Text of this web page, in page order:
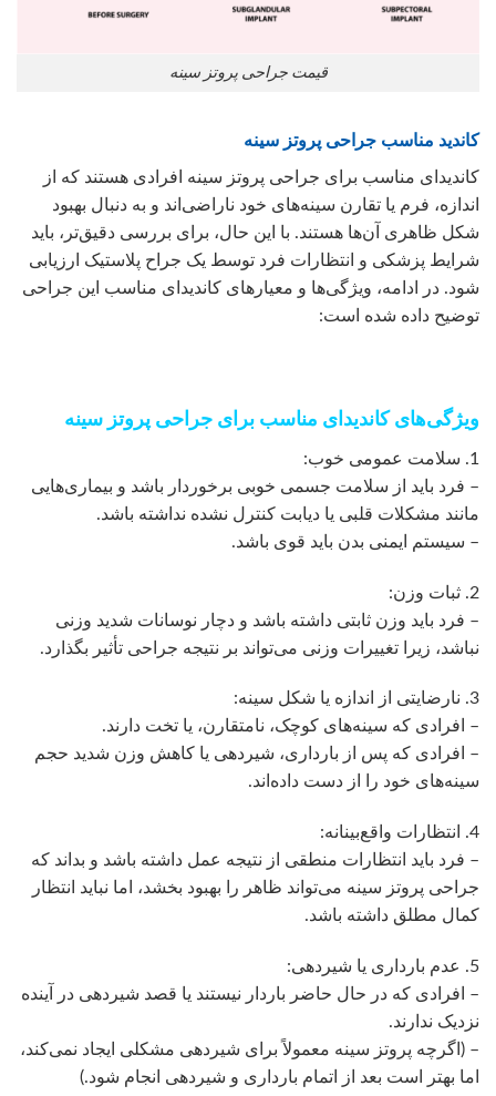
قیمت جراحی پروتز سینه
کاندید مناسب جراحی پروتز سینه
کاندیدای مناسب برای جراحی پروتز سینه افرادی هستند که از
اندازه، فرم یا تقارن سینه‌های خود ناراضی‌اند و به دنبال بهبود
شکل ظاهری آن‌ها هستند. با این حال، برای بررسی دقیق‌تر، باید
شرایط پزشکی و انتظارات فرد توسط یک جراح پلاستیک ارزیابی
شود. در ادامه، ویژگی‌ها و معیارهای کاندیدای مناسب این جراحی
توضیح داده شده است:
ویژگی‌های کاندیدای مناسب برای جراحی پروتز سینه
1. سلامت عمومی خوب:
– فرد باید از سلامت جسمی خوبی برخوردار باشد و بیماری‌هایی
مانند مشکلات قلبی یا دیابت کنترل نشده نداشته باشد.
– سیستم ایمنی بدن باید قوی باشد.
2. ثبات وزن:
– فرد باید وزن ثابتی داشته باشد و دچار نوسانات شدید وزنی
نباشد، زیرا تغییرات وزنی می‌تواند بر نتیجه جراحی تأثیر بگذارد.
3. نارضایتی از اندازه یا شکل سینه:
– افرادی که سینه‌های کوچک، نامتقارن، یا تخت دارند.
– افرادی که پس از بارداری، شیردهی یا کاهش وزن شدید حجم
سینه‌های خود را از دست داده‌اند.
4. انتظارات واقع‌بینانه:
– فرد باید انتظارات منطقی از نتیجه عمل داشته باشد و بداند که
جراحی پروتز سینه می‌تواند ظاهر را بهبود بخشد، اما نباید انتظار
کمال مطلق داشته باشد.
5. عدم بارداری یا شیردهی:
– افرادی که در حال حاضر باردار نیستند یا قصد شیردهی در آینده
نزدیک ندارند.
– (اگرچه پروتز سینه معمولاً برای شیردهی مشکلی ایجاد نمی‌کند،
اما بهتر است بعد از اتمام بارداری و شیردهی انجام شود.)